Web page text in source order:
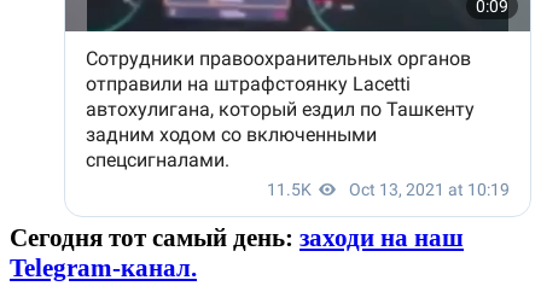
Сегодня тот самый день: заходи на наш
Telegram-канал.